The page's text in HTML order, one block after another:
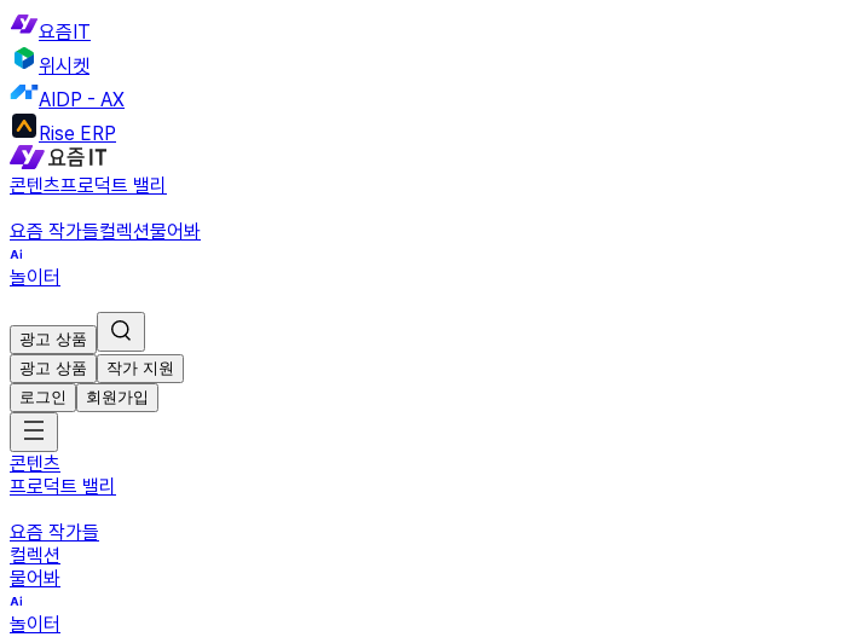
요즘IT
위시켓
AIDP - AX
Rise ERP
콘텐츠프로덕트 밸리
요즘 작가들컬렉션물어봐
놀이터
광고 상품
광고 상품
작가 지원
로그인
회원가입
콘텐츠
프로덕트 밸리
요즘 작가들
컬렉션
물어봐
놀이터